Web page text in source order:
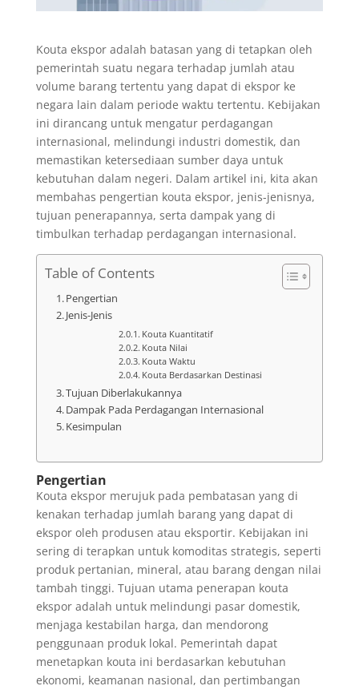
Kouta ekspor adalah batasan yang di tetapkan oleh
pemerintah suatu negara terhadap jumlah atau
volume barang tertentu yang dapat di ekspor ke
negara lain dalam periode waktu tertentu. Kebijakan
ini dirancang untuk mengatur perdagangan
internasional, melindungi industri domestik, dan
memastikan ketersediaan sumber daya untuk
kebutuhan dalam negeri. Dalam artikel ini, kita akan
membahas pengertian kouta ekspor, jenis-jenisnya,
tujuan penerapannya, serta dampak yang di
timbulkan terhadap perdagangan internasional.
Table of Contents
Pengertian
Jenis-Jenis
Kouta Kuantitatif
Kouta Nilai
Kouta Waktu
Kouta Berdasarkan Destinasi
Tujuan Diberlakukannya
Dampak Pada Perdagangan Internasional
Kesimpulan
Pengertian
Kouta ekspor merujuk pada pembatasan yang di
kenakan terhadap jumlah barang yang dapat di
ekspor oleh produsen atau eksportir. Kebijakan ini
sering di terapkan untuk komoditas strategis, seperti
produk pertanian, mineral, atau barang dengan nilai
tambah tinggi. Tujuan utama penerapan kouta
ekspor adalah untuk melindungi pasar domestik,
menjaga kestabilan harga, dan mendorong
penggunaan produk lokal. Pemerintah dapat
menetapkan kouta ini berdasarkan kebutuhan
ekonomi, keamanan nasional, dan pertimbangan